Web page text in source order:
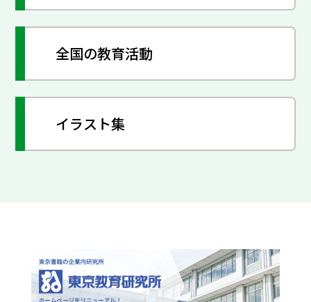
全国の教育活動
イラスト集